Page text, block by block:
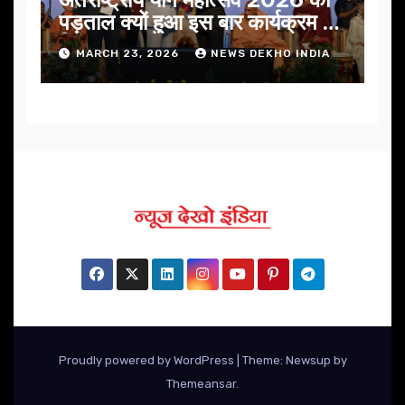
पड़ताल क्यों हुआ इस बार कार्यक्रम में
निखार
MARCH 23, 2026 NEWS DEKHO INDIA
Proudly powered by WordPress
Theme: Newsup by
Themeansar.